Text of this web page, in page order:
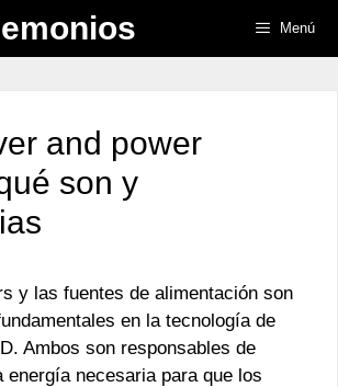
Menú
and power
son y
y las fuentes de alimentación son
en la tecnología de
Ambos son responsables de
energía necesaria para que los